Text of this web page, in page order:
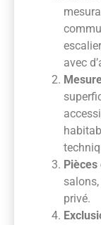
avec
privé.